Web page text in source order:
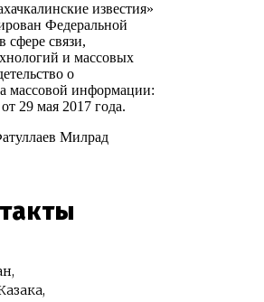
известия»
Федеральной
сфере связи,
и массовых
о
массовой информации:
29 мая 2017 года.
Милрад